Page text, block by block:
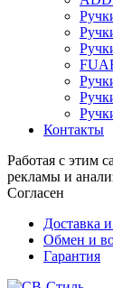
Контакты
Работая с этим
рекламы и
Согласен
Доставка
Обмен и
Гарантия